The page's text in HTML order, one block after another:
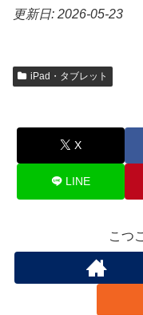
更新日: 2026-05-23
iPad・タブレット
X
LINE
こつ